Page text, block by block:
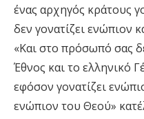
ένας αρχηγός κράτους
δεν γονατίζει ενώπιον
«Και στο πρόσωπό σας
Έθνος και το ελληνικό
εφόσον γονατίζει
ενώπιον του Θεού»